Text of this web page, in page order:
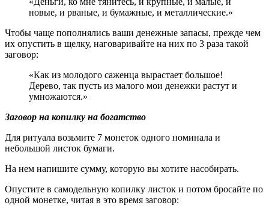
новые, и рваные, и бумажные, и металлические.»
Чтобы чаще пополнялись ваши денежные запасы, прежде чем
их опустить в щелку, наговаривайте на них по 3 раза такой
заговор:
«Как из молодого саженца вырастает большое!
Дерево, так пусть из малого мои денежки растут и
умножаются.»
Заговор на копилку на богатство
Для ритуала возьмите 7 монеток одного номинала и
небольшой листок бумаги.
На нем напишите сумму, которую вы хотите насобирать.
Опустите в самодельную копилку листок и потом бросайте по
одной монетке, читая в это время заговор: